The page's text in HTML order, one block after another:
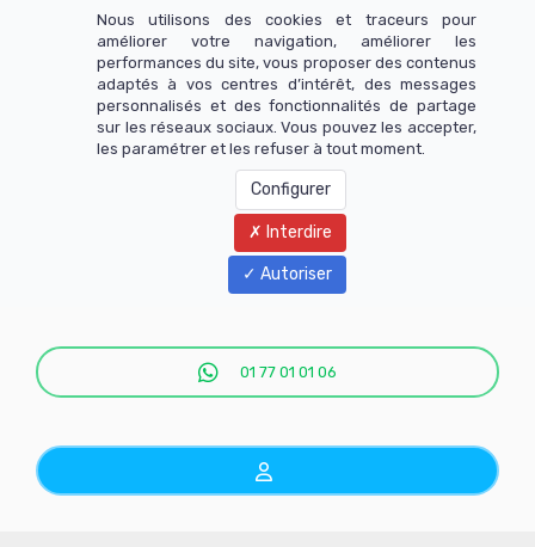
Menu
01 77 01 01 06
Nous utilisons des cookies et traceurs pour
améliorer votre navigation, améliorer les
performances du site, vous proposer des contenus
adaptés à vos centres d’intérêt, des messages
personnalisés et des fonctionnalités de partage
sur les réseaux sociaux. Vous pouvez les accepter,
les paramétrer et les refuser à tout moment.
Configurer
Interdire
Autoriser